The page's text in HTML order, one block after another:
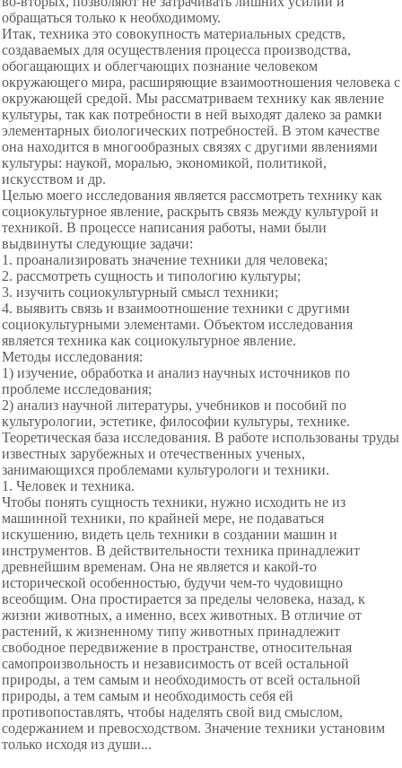
обращаться только к необходимому.
Итак, техника это совокупность материальных средств,
создаваемых для осуществления процесса производства,
обогащающих и облегчающих познание человеком
окружающего мира, расширяющие взаимоотношения человека с
окружающей средой. Мы рассматриваем технику как явление
культуры, так как потребности в ней выходят далеко за рамки
элементарных биологических потребностей. В этом качестве
она находится в многообразных связях с другими явлениями
культуры: наукой, моралью, экономикой, политикой,
искусством и др.
Целью моего исследования является рассмотреть технику как
социокультурное явление, раскрыть связь между культурой и
техникой. В процессе написания работы, нами были
выдвинуты следующие задачи:
1. проанализировать значение техники для человека;
2. рассмотреть сущность и типологию культуры;
3. изучить социокультурный смысл техники;
4. выявить связь и взаимоотношение техники с другими
социокультурными элементами. Объектом исследования
является техника как социокультурное явление.
Методы исследования:
1) изучение, обработка и анализ научных источников по
проблеме исследования;
2) анализ научной литературы, учебников и пособий по
культурологии, эстетике, философии культуры, технике.
Теоретическая база исследования. В работе использованы труды
известных зарубежных и отечественных ученых,
занимающихся проблемами культурологи и техники.
1. Человек и техника.
Чтобы понять сущность техники, нужно исходить не из
машинной техники, по крайней мере, не подаваться
искушению, видеть цель техники в создании машин и
инструментов. В действительности техника принадлежит
древнейшим временам. Она не является и какой-то
исторической особенностью, будучи чем-то чудовищно
всеобщим. Она простирается за пределы человека, назад, к
жизни животных, а именно, всех животных. В отличие от
растений, к жизненному типу животных принадлежит
свободное передвижение в пространстве, относительная
самопроизвольность и независимость от всей остальной
природы, а тем самым и необходимость от всей остальной
природы, а тем самым и необходимость себя ей
противопоставлять, чтобы наделять свой вид смыслом,
содержанием и превосходством. Значение техники установим
только исходя из души...